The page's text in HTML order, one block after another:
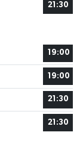
21:30
19:00
19:00
21:30
21:30